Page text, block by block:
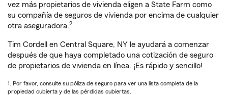
vez más propietarios de vivienda eligen a State Farm como
su compañía de seguros de vivienda por encima de cualquier
otra aseguradora.2
Tim Cordell en Central Square, NY le ayudará a comenzar
después de que haya completado una cotización de seguro
de propietarios de vivienda en línea. ¡Es rápido y sencillo!
1. Por favor, consulte su póliza de seguro para ver una lista completa de la
propiedad cubierta y de las pérdidas cubiertas.